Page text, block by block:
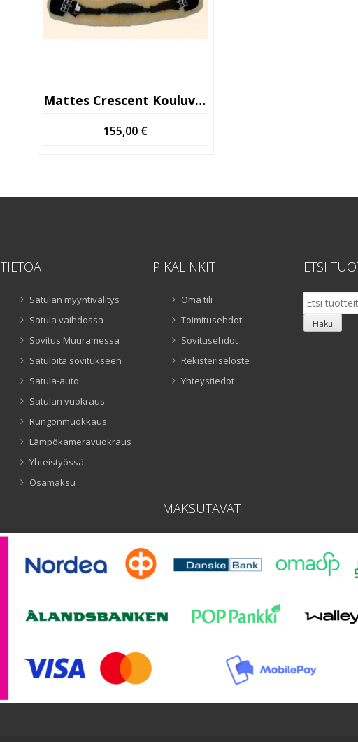
Mattes Crescent Kouluvyö
155,00 €
TIETOA
Satulan myyntivälitys
Satula vaihdossa
Sovitus Muuramessa
Satuloita sovitukseen
Satula-auto
Satulan vuokraus
Rungonmuokkaus
Lämpökameravuokraus
Yhteistyössä
Osamaksu
PIKALINKIT
Oma tili
Toimitusehdot
Sovitusehdot
Rekisteriseloste
Yhteystiedot
ETSI
Etsi:
Haku
MAKSUTAVAT